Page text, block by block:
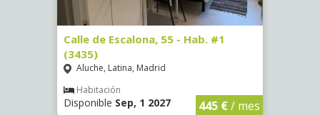
Calle de Escalona, 55 - Hab. #1
(3435)
Aluche, Latina, Madrid
Habitación
Disponible Sep, 1 2027 445 €/ mes